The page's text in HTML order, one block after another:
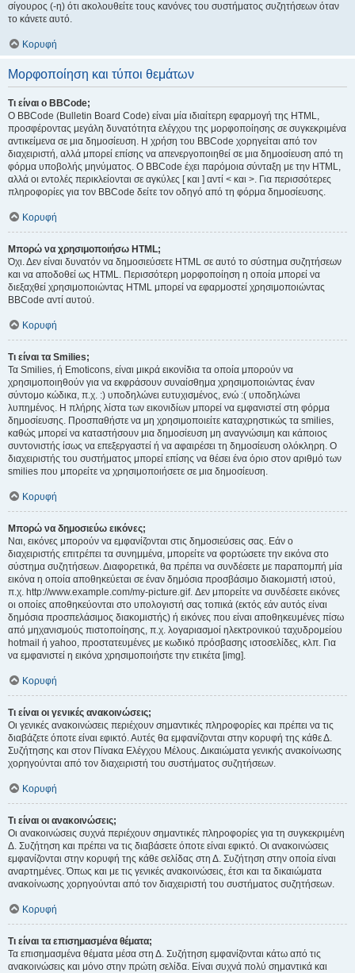
σίγουρος (-η) ότι ακολουθείτε τους κανόνες του συστήματος συζητήσεων όταν
το κάνετε αυτό.
Κορυφή
Μορφοποίηση και τύποι θεμάτων
Τι είναι ο BBCode;
Ο BBCode (Bulletin Board Code) είναι μία ιδιαίτερη εφαρμογή της HTML,
προσφέροντας μεγάλη δυνατότητα ελέγχου της μορφοποίησης σε συγκεκριμένα
αντικείμενα σε μια δημοσίευση. Η χρήση του BBCode χορηγείται από τον
διαχειριστή, αλλά μπορεί επίσης να απενεργοποιηθεί σε μια δημοσίευση από τη
φόρμα υποβολής μηνύματος. Ο BBCode έχει παρόμοια σύνταξη με την HTML,
αλλά οι εντολές περικλείονται σε αγκύλες [ και ] αντί < και >. Για περισσότερες
πληροφορίες για τον BBCode δείτε τον οδηγό από τη φόρμα δημοσίευσης.
Κορυφή
Μπορώ να χρησιμοποιήσω HTML;
Όχι. Δεν είναι δυνατόν να δημοσιεύσετε HTML σε αυτό το σύστημα συζητήσεων
και να αποδοθεί ως HTML. Περισσότερη μορφοποίηση η οποία μπορεί να
διεξαχθεί χρησιμοποιώντας HTML μπορεί να εφαρμοστεί χρησιμοποιώντας
BBCode αντί αυτού.
Κορυφή
Τι είναι τα Smilies;
Τα Smilies, ή Emoticons, είναι μικρά εικονίδια τα οποία μπορούν να
χρησιμοποιηθούν για να εκφράσουν συναίσθημα χρησιμοποιώντας έναν
σύντομο κώδικα, π.χ. :) υποδηλώνει ευτυχισμένος, ενώ :( υποδηλώνει
λυπημένος. Η πλήρης λίστα των εικονιδίων μπορεί να εμφανιστεί στη φόρμα
δημοσίευσης. Προσπαθήστε να μη χρησιμοποιείτε καταχρηστικώς τα smilies,
καθώς μπορεί να καταστήσουν μια δημοσίευση μη αναγνώσιμη και κάποιος
συντονιστής ίσως να επεξεργαστεί ή να αφαιρέσει τη δημοσίευση ολόκληρη. Ο
διαχειριστής του συστήματος μπορεί επίσης να θέσει ένα όριο στον αριθμό των
smilies που μπορείτε να χρησιμοποιήσετε σε μια δημοσίευση.
Κορυφή
Μπορώ να δημοσιεύω εικόνες;
Ναι, εικόνες μπορούν να εμφανίζονται στις δημοσιεύσεις σας. Εάν ο
διαχειριστής επιτρέπει τα συνημμένα, μπορείτε να φορτώσετε την εικόνα στο
σύστημα συζητήσεων. Διαφορετικά, θα πρέπει να συνδέσετε με παραπομπή μία
εικόνα η οποία αποθηκεύεται σε έναν δημόσια προσβάσιμο διακομιστή ιστού,
π.χ. http://www.example.com/my-picture.gif. Δεν μπορείτε να συνδέσετε εικόνες
οι οποίες αποθηκεύονται στο υπολογιστή σας τοπικά (εκτός εάν αυτός είναι
δημόσια προσπελάσιμος διακομιστής) ή εικόνες που είναι αποθηκευμένες πίσω
από μηχανισμούς πιστοποίησης, π.χ. λογαριασμοί ηλεκτρονικού ταχυδρομείου
hotmail ή yahoo, προστατευμένες με κωδικό πρόσβασης ιστοσελίδες, κλπ. Για
να εμφανιστεί η εικόνα χρησιμοποιήστε την ετικέτα [img].
Κορυφή
Τι είναι οι γενικές ανακοινώσεις;
Οι γενικές ανακοινώσεις περιέχουν σημαντικές πληροφορίες και πρέπει να τις
διαβάζετε όποτε είναι εφικτό. Αυτές θα εμφανίζονται στην κορυφή της κάθε Δ.
Συζήτησης και στον Πίνακα Ελέγχου Μέλους. Δικαιώματα γενικής ανακοίνωσης
χορηγούνται από τον διαχειριστή του συστήματος συζητήσεων.
Κορυφή
Τι είναι οι ανακοινώσεις;
Οι ανακοινώσεις συχνά περιέχουν σημαντικές πληροφορίες για τη συγκεκριμένη
Δ. Συζήτηση και πρέπει να τις διαβάσετε όποτε είναι εφικτό. Οι ανακοινώσεις
εμφανίζονται στην κορυφή της κάθε σελίδας στη Δ. Συζήτηση στην οποία είναι
αναρτημένες. Όπως και με τις γενικές ανακοινώσεις, έτσι και τα δικαιώματα
ανακοίνωσης χορηγούνται από τον διαχειριστή του συστήματος συζητήσεων.
Κορυφή
Τι είναι τα επισημασμένα θέματα;
Τα επισημασμένα θέματα μέσα στη Δ. Συζήτηση εμφανίζονται κάτω από τις
ανακοινώσεις και μόνο στην πρώτη σελίδα. Είναι συχνά πολύ σημαντικά και